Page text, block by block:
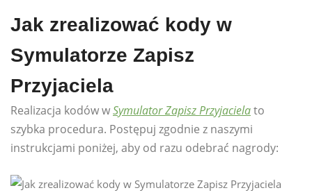
Jak zrealizować kody w
Symulatorze Zapisz
Przyjaciela
Realizacja kodów wSymulator Zapisz Przyjacielato
szybka procedura. Postępuj zgodnie z naszymi
instrukcjami poniżej, aby od razu odebrać nagrody: